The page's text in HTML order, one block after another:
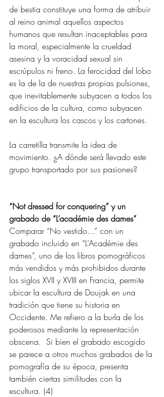
de bestia constituye una forma de atribuir
al reino animal aquellos aspectos
humanos que resultan inaceptables para
la moral, especialmente la crueldad
asesina y la voracidad sexual sin
escrúpulos ni freno. La ferocidad del lobo
es la de la de nuestras propias pulsiones,
que inevitablemente subyacen a todos los
edificios de la cultura, como subyacen
en la escultura los cascos y los cartones.
La carretilla transmite la idea de
movimiento. ¿A dónde será llevado este
grupo transportado por sus pasiones?
“Not dressed for conquering” y un
grabado de “L’académie des dames”
Comparar “No vestido...” con un
grabado incluido en “L’Académie des
dames”, uno de los libros pornográficos
más vendidos y más prohibidos durante
los siglos XVII y XVIII en Francia, permite
ubicar la escultura de Doujak en una
tradición que tiene su historia en
Occidente. Me refiero a la burla de los
poderosos mediante la representación
obscena.  Si bien el grabado escogido
se parece a otros muchos grabados de la
pornografía de su época, presenta
también ciertas similitudes con la
escultura. (4)